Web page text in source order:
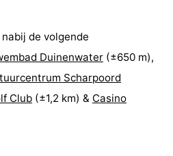
nabij de volgende
Duinenwater (±650 m),
Scharpoord
Club (±1,2 km) & Casino